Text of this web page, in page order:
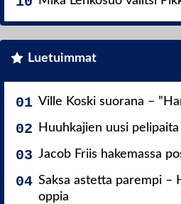
Luetuimmat
Ville Koski suorana –
Huuhkajien uusi
Jacob Friis hakemassa
Saksa astetta parempi –
oppia